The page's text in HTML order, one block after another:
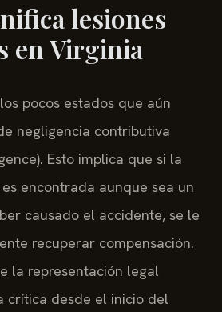
lesiones
en Virginia
pocos estados que aún
negligencia contributiva
Esto implica que si la
encontrada aunque sea un
causado el accidente, se le
recuperar compensación.
la representación legal
crítica desde el inicio del